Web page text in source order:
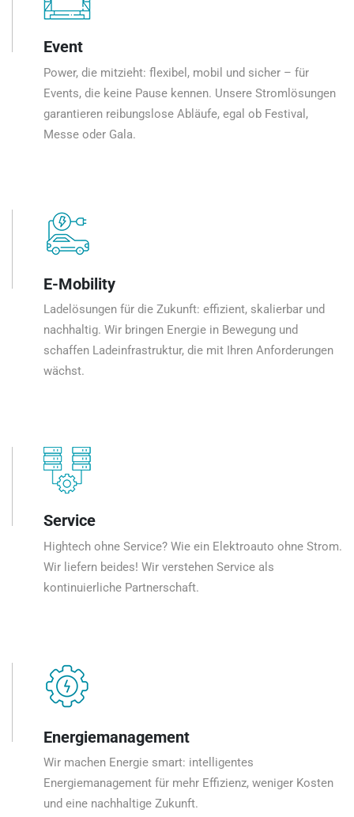
Event
Power, die mitzieht: flexibel, mobil und sicher – für
Events, die keine Pause kennen. Unsere Stromlösungen
garantieren reibungslose Abläufe, egal ob Festival,
Messe oder Gala.
E-Mobility
Ladelösungen für die Zukunft: effizient, skalierbar und
nachhaltig. Wir bringen Energie in Bewegung und
schaffen Ladeinfrastruktur, die mit Ihren Anforderungen
wächst.
Service
Hightech ohne Service? Wie ein Elektroauto ohne Strom.
Wir liefern beides! Wir verstehen Service als
kontinuierliche Partnerschaft.
Energiemanagement
Wir machen Energie smart: intelligentes
Energiemanagement für mehr Effizienz, weniger Kosten
und eine nachhaltige Zukunft.